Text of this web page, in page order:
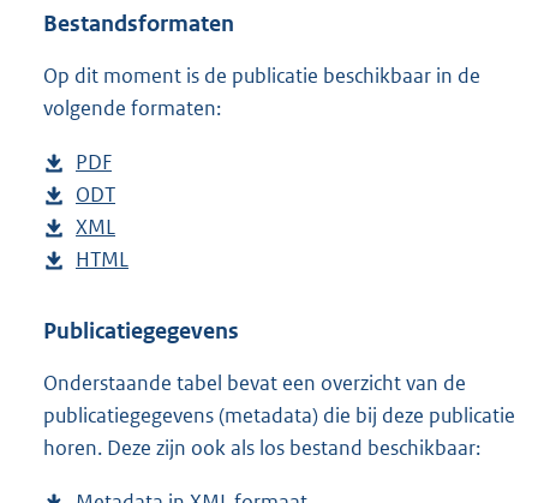
:
Bestandsformaten
Op dit moment is de publicatie beschikbaar in de
volgende formaten:
D
o
w
n
o
d
p
u
PDF
e
s
t
n
s
g
r
D
o
w
l
a
d
p
ODT
s
a
d
s
g
D
o
n
o
a
d
XML
e
t
n
d
s
D
w
l
o
a
HTML
s
a
n
d
Publicatiegegevens
Onderstaande tabel bevat een overzicht van de
publicatiegegevens (metadata) die bij deze publicatie
horen. Deze zijn ook als los bestand beschikbaar: